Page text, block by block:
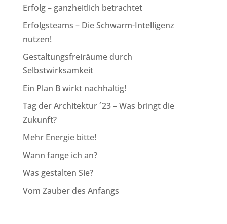
Erfolg – ganzheitlich betrachtet
Erfolgsteams – Die Schwarm-Intelligenz
nutzen!
Gestaltungsfreiräume durch
Selbstwirksamkeit
Ein Plan B wirkt nachhaltig!
Tag der Architektur ´23 – Was bringt die
Zukunft?
Mehr Energie bitte!
Wann fange ich an?
Was gestalten Sie?
Vom Zauber des Anfangs